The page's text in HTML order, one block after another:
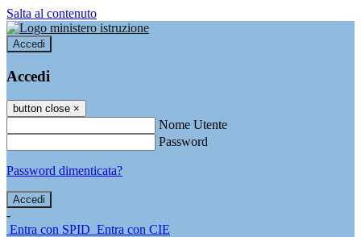
Salta al contenuto
Accedi
Accedi
button close ×
Nome Utente
Password
Password dimenticata?
-
Entra con SPID Entra con CIE